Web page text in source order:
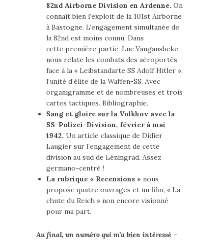
82nd Airborne Division en Ardenne. On
connaît bien l’exploit de la 101st Airborne
à Bastogne. L’engagement simultanée de
la 82nd est moins connu. Dans
cette première partie, Luc Vangansbeke
nous relate les combats des aéroportés
face à la « Leibstandarte SS Adolf Hitler »,
l’unité d’élite de la Waffen-SS. Avec
organigramme et de nombreuses et trois
cartes tactiques. Bibliographie.
Sang et gloire sur la Volkhov avec la
SS-Polizei-Division, février à mai
1942. Un article classique de Didier
Laugier sur l’engagement de cette
division au sud de Léningrad. Assez
germano-centré !
La rubrique « Recensions » nous
propose quatre ouvrages et un film, « La
chute du Reich » non encore visionné
pour ma part.
Au final, un numéro qui m’a bien intéressé –